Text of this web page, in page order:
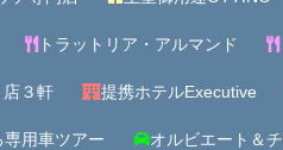
トラットリア・アルマンド
店３軒 提携ホテルExecutive
用車ツアー オルビエート＆